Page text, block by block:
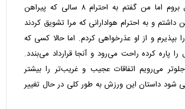
کرد تا به استقلال بروم اما من گفتم به احترام ۸ سالی که پیراهن
داشتم و به احترام هوادارانی که مرا تشویق کردند
بپذیرم و از او عذرخواهی کردم. اما حالا کسی که
را پاره کرده راحت می‌رود و آنجا قرارداد می‌بندد.
می‌رویم اتفاقات عجیب و غریب‌تر را بیشتر
شود داستان این ورزش به طور کلی در حال تغییر